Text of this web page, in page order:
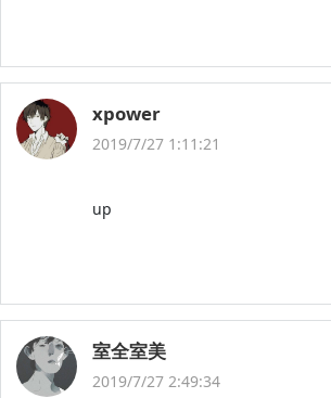
xpower
2019/7/27 1:11:21
up
室全室美
2019/7/27 2:49:34